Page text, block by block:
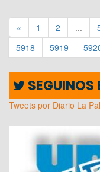
« 1 2 ...
5918
5919
SEGUINOS
Tweets por Diario La